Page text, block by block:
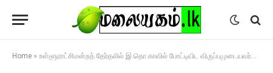
Home » உள்ளூராட்சிமன்றத் தேர்தலில் இ.தொ.காவில் போட்டியிட விருப்பமுடையவர்களுக்கான விண்ணப்பம் கோரல்!